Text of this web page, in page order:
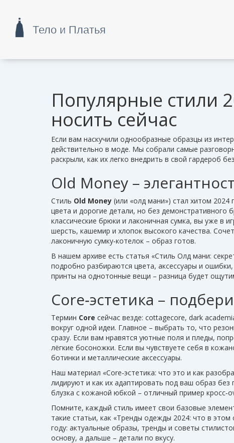
Популярные стили
носить сейчас
Если вам наскучили однообразные образцы из
действительно в моде. Мы собрали самые
раскрыли, как их легко внедрить в свой гардероб
Old Money –
Стиль Old Money (или «олд мани») стал хитом 2024
цвета и дорогие детали, но без демонстративного
классические брюки и лаконичная сумка, вы уже в
шерсть, кашемир и хлопок высокого качества.
лаконичную сумку‑котелок – образ готов.
В нашем архиве есть статья «Стиль Олд мани:
подробно разбираются цвета, аксессуары и
принты на однотонные вещи – разница будет
Core‑эстетика –
Термин Core сейчас везде: cottagecore, dark
вокруг одной идеи. Главное – выбрать то, что
сразу. Если вам нравятся уютные поля и пледы,
лёгкие босоножки. Если вы чувствуете себя в
ботинки и металлические аксессуары.
Наш материал «Core‑эстетика: что это и как
лидируют и как их адаптировать под ваш образ
блузка с кожаной юбкой – отличный пример
Помните, каждый стиль имеет свои базовые
такие статьи, как «Тренды одежды 2024: что в
году: актуальные образы, тренды и советы
основу, а дальше – детали по вкусу.